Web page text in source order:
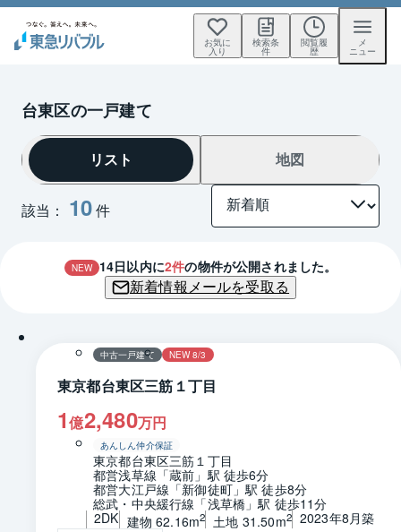
お気に
入り
検索条
件
閲覧履
歴
メ
ニュー
台東区の一戸建て
該当： 10件
リスト 地図
NEW 14日以内に2件の物件が公開されました。
新着情報メールを受取る
中古一戸建て NEW 8/3
東京都台東区三筋１丁目
1億2,480万円
あんしん仲介保証
東京都台東区三筋１丁目
都営浅草線「蔵前」駅 徒歩6分
都営大江戸線「新御徒町」駅 徒歩8分
総武・中央緩行線「浅草橋」駅 徒歩11分
2DK 建物 62.16m2 土地 31.50m2 2023年8月築